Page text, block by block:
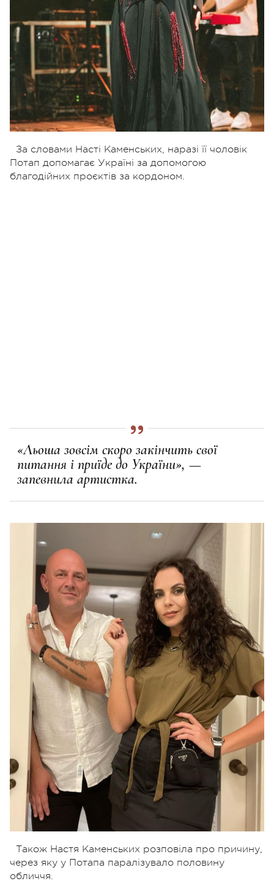
За словами Насті Каменських, наразі її чоловік
Потап допомагає Україні за допомогою
благодійних проєктів за кордоном.
«Льоша зовсім скоро закінчить свої
питання і приїде до України», —
запевнила артистка.
Також Настя Каменських розповіла про причину,
через яку у Потапа паралізувало половину
обличчя.